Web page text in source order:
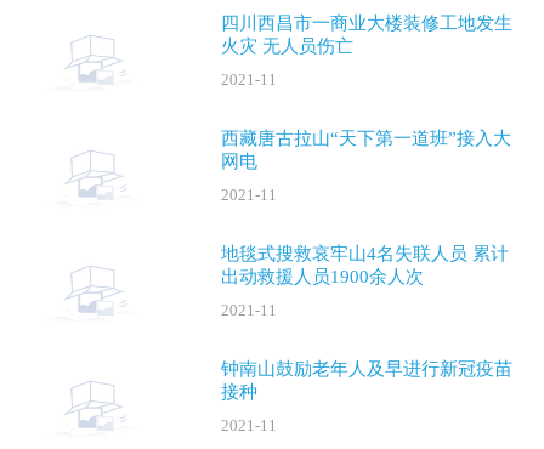
四川西昌市一商业大楼装修工地发生
火灾 无人员伤亡
2021-11
西藏唐古拉山“天下第一道班”接入大
网电
2021-11
地毯式搜救哀牢山4名失联人员 累计
出动救援人员1900余人次
2021-11
钟南山鼓励老年人及早进行新冠疫苗
接种
2021-11